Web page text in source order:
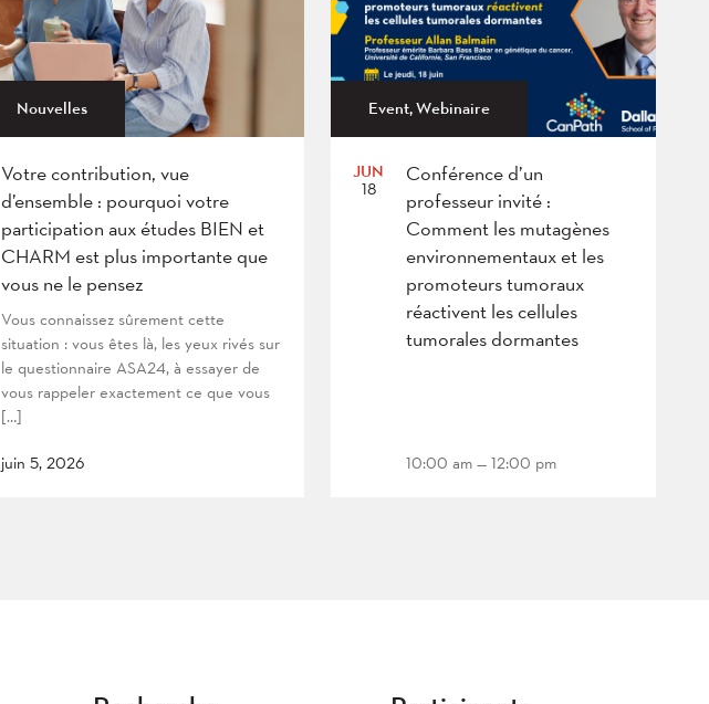
Nouvelles
Votre contribution, vue
d’ensemble : pourquoi votre
participation aux études BIEN et
CHARM est plus importante que
vous ne le pensez
Vous connaissez sûrement cette
situation : vous êtes là, les yeux rivés sur
le questionnaire ASA24, à essayer de
vous rappeler exactement ce que vous
[…]
juin 5, 2026
Event, Webinaire
JUN
18
Conférence d’un
professeur invité :
Comment les mutagènes
environnementaux et les
promoteurs tumoraux
réactivent les cellules
tumorales dormantes
10:00 am — 12:00 pm